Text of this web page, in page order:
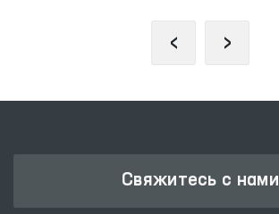
‹ ›
Свяжитесь с нами